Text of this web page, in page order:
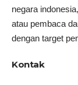
negara
atau pembaca
dengan target
Kontak